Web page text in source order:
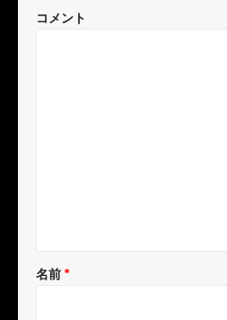
コメント
名前 *